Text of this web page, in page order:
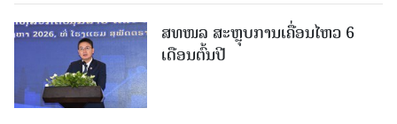
ສທໜລ ສະຫຼຸບການເຄື່ອນໄຫວ 6
ເດືອນຕົ້ນປີ